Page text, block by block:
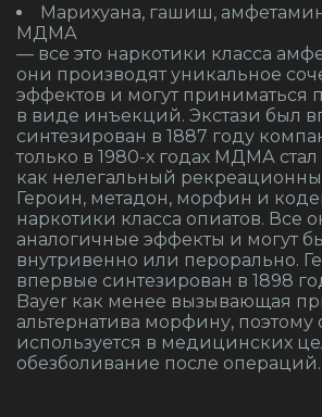
Марихуана, гашиш,
МДМА
— все это наркотики класса
они производят уникальное
эффектов и могут приниматься
в виде инъекций. Экстази был
синтезирован в 1887 году
только в 1980-х годах МДМА
как нелегальный
Героин, метадон, морфин и
наркотики класса опиатов. Все
аналогичные эффекты и могут
внутривенно или перорально.
впервые синтезирован в 1898
Bayer как менее вызывающая
альтернатива морфину, поэтому
используется в медицинских
обезболивание после операций.